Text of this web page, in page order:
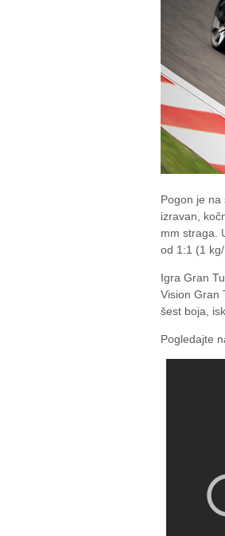
Pogon je
izravan,
mm straga.
od 1:1 (1 kg/
Igra Gran
Vision Gran
šest boja,
Pogledajte